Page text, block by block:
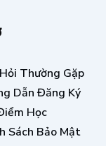
Thường Gặp
Dẫn Đăng Ký
Học
Sách Bảo Mật